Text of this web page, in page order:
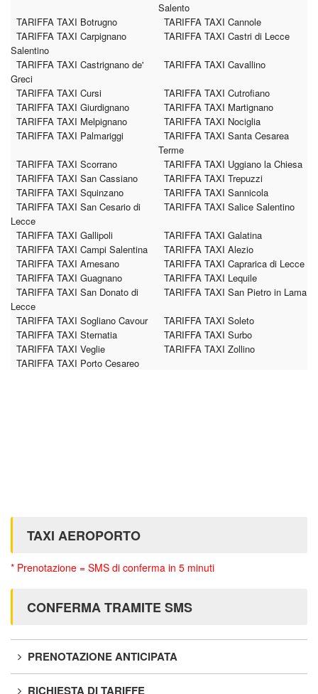
Salento
TARIFFA TAXI Botrugno
TARIFFA TAXI Cannole
TARIFFA TAXI Carpignano
Salentino
TARIFFA TAXI Castri di Lecce
TARIFFA TAXI Castrignano de'
Greci
TARIFFA TAXI Cavallino
TARIFFA TAXI Cursi
TARIFFA TAXI Cutrofiano
TARIFFA TAXI Giurdignano
TARIFFA TAXI Martignano
TARIFFA TAXI Melpignano
TARIFFA TAXI Nociglia
TARIFFA TAXI Palmariggi
TARIFFA TAXI Santa Cesarea
Terme
TARIFFA TAXI Scorrano
TARIFFA TAXI Uggiano la Chiesa
TARIFFA TAXI San Cassiano
TARIFFA TAXI Trepuzzi
TARIFFA TAXI Squinzano
TARIFFA TAXI Sannicola
TARIFFA TAXI San Cesario di
Lecce
TARIFFA TAXI Salice Salentino
TARIFFA TAXI Gallipoli
TARIFFA TAXI Galatina
TARIFFA TAXI Campi Salentina
TARIFFA TAXI Alezio
TARIFFA TAXI Arnesano
TARIFFA TAXI Caprarica di Lecce
TARIFFA TAXI Guagnano
TARIFFA TAXI Lequile
TARIFFA TAXI San Donato di
Lecce
TARIFFA TAXI San Pietro in Lama
TARIFFA TAXI Sogliano Cavour
TARIFFA TAXI Soleto
TARIFFA TAXI Sternatia
TARIFFA TAXI Surbo
TARIFFA TAXI Veglie
TARIFFA TAXI Zollino
TARIFFA TAXI Porto Cesareo
TAXI AEROPORTO
* Prenotazione = SMS di conferma in 5 minuti
CONFERMA TRAMITE SMS
PRENOTAZIONE ANTICIPATA
RICHIESTA DI TARIFFE